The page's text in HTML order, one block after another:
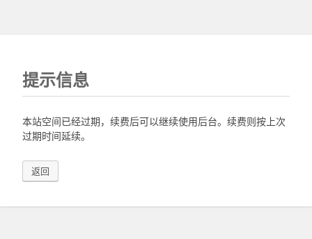
提示信息
本站空间已经过期，续费后可以继续使用后台。续费则按上次
过期时间延续。
返回